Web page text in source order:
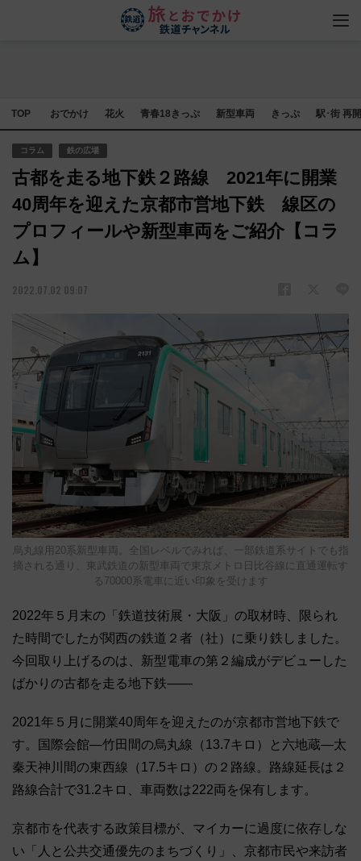
TOP おでかけ 花火 青春18きっぷ 新型車両 きっぷ 駅･街 再
コラム 鉄の広場
古都を走る地下鉄２路線 2021年に開業
40周年を迎えた京都市営地下鉄 線区の
プロフィールや新型車両をご紹介【コラ
ム】
2022.07.02 09:07
烏丸線用20系新型車両。全国レベルでみれば、一部鉄道系サイトでも指
摘される通り、東武鉄道の新型車両で東京メトロ日比谷線に直通運転す
る70000系電車に近い印象を受けます
2022年５月末の「鉄道技術展・大阪」の取材時、限られ
た時間でしたが関西の鉄道２者（社）に乗り鉄しました。
今回取り上げるのは、新型電車の第２編成がデビューした
ばかりの古都を走る地下鉄――
2021年５月に開業40周年を迎えたのが京都市営地下鉄で
す。国際会館―竹田間の烏丸線（13.7キロ）と六地蔵―太
秦天神川間の東西線（17.5キロ）の２路線。路線延長は２
路線合計で31.2キロ、車両数は222両を保有します。
京都市を代表する政策目標が、マイカーに過度に依存しな
い「人と公共交通優先のまちづくり」、京都市民や来訪者